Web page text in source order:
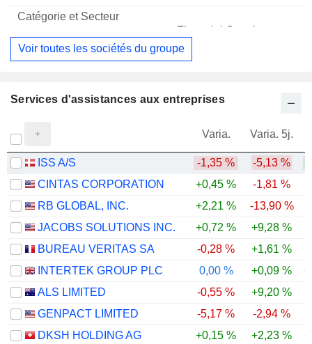
Financial Conglomerates
Voir toutes les sociétés du groupe
Services d'assistances aux entreprises
Varia. Varia. 5j.
ISS A/S -1,35 % -5,13 %
CINTAS CORPORATION
+0,45 % -1,81 %
RB GLOBAL, INC.
+2,21 % -13,90 %
JACOBS SOLUTIONS INC.
+0,72 % +9,28 %
BUREAU VERITAS SA
-0,28 % +1,61 %
INTERTEK GROUP PLC
0,00 % +0,09 %
ALS LIMITED
-0,55 % +9,20 %
GENPACT LIMITED
-5,17 % -2,94 %
DKSH HOLDING AG
+0,15 % +2,23 %